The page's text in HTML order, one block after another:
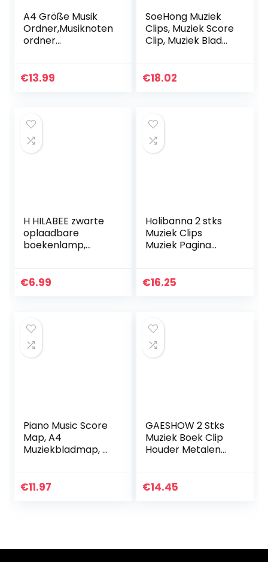
A4 Größe Musik
Ordner,Musiknoten
ordner
Klavierordner für
€13.99
SoeHong Muziek
Clips, Muziek Score
Clip, Muziek Blad
Houder voor
€18.02
H HILABEE zwarte
oplaadbare
boekenlamp,
hals
€6.99
Holibanna 2 stks
Muziek Clips
Muziek Pagina
Pagina Wind Clips
€16.25
Piano Music Score
Map, A4
Muziekbladmap, 6
bestandsmap,
€11.97
GAESHOW 2 Stks
Muziek Boek Clip
Houder Metalen
Toetsenbord
€14.45